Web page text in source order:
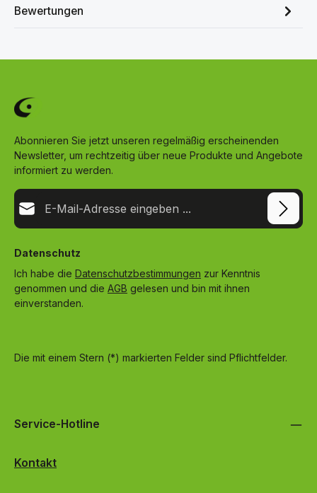
Bewertungen
Abonnieren Sie jetzt unseren regelmäßig erscheinenden
Newsletter, um rechtzeitig über neue Produkte und Angebote
informiert zu werden.
E-Mail-Adresse*
Datenschutz
Ich habe die Datenschutzbestimmungen zur Kenntnis
genommen und die AGB gelesen und bin mit ihnen
einverstanden.
Die mit einem Stern (*) markierten Felder sind Pflichtfelder.
Service-Hotline
Kontakt